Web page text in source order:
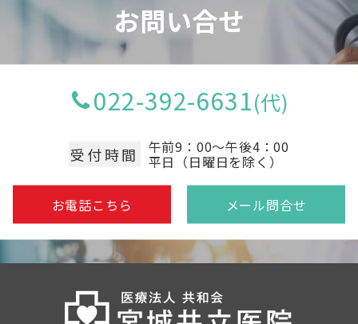
お問い合せ
022-392-6631
受付時間 午前9：00～午後4：00
平日（日曜日を除く）
お電話こちら メール問合せ